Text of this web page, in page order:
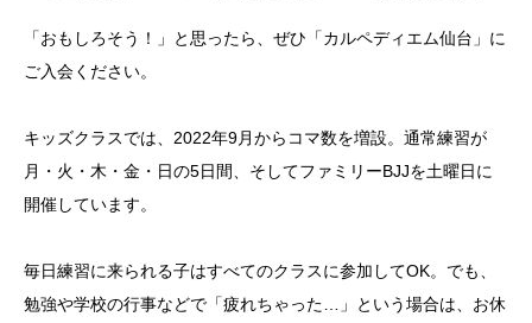
「おもしろそう！」と思ったら、ぜひ「カルペディエム仙台」に
ご入会ください。
キッズクラスでは、2022年9月からコマ数を増設。通常練習が
月・火・木・金・日の5日間、そしてファミリーBJJを土曜日に
開催しています。
毎日練習に来られる子はすべてのクラスに参加してOK。でも、
勉強や学校の行事などで「疲れちゃった…」という場合は、お休